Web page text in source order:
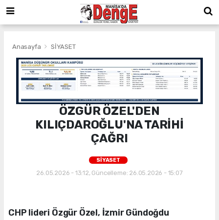
Anasayfa SİYASET
ÖZGÜR ÖZEL'DEN
KILIÇDAROĞLU'NA TARİHİ
ÇAĞRI
SİYASET
26.05.2026 - 13:12, Güncelleme: 26.05.2026 - 15:07
CHP lideri Özgür Özel, İzmir Gündoğdu